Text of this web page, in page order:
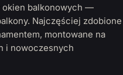
okien balkonowych —
Najczęściej zdobione
montowane na
i nowoczesnych